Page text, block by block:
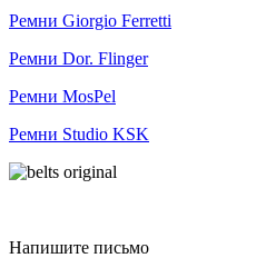
Ремни Giorgio Ferretti
Ремни Dor. Flinger
Ремни MosPel
Ремни Studio KSK
Напишите письмо